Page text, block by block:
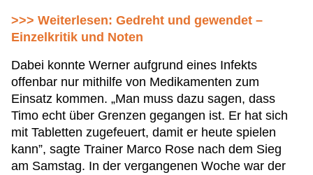
>>> Weiterlesen: Gedreht und gewendet –
Einzelkritik und Noten
Dabei konnte Werner aufgrund eines Infekts
offenbar nur mithilfe von Medikamenten zum
Einsatz kommen. „Man muss dazu sagen, dass
Timo echt über Grenzen gegangen ist. Er hat sich
mit Tabletten zugefeuert, damit er heute spielen
kann”, sagte Trainer Marco Rose nach dem Sieg
am Samstag. In der vergangenen Woche war der